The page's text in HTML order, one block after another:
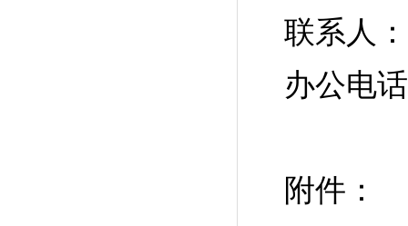
联系人：
办公电
附件：